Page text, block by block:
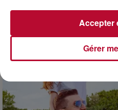
propose une alternative bien
Gérer
Accepter